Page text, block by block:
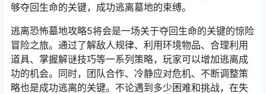
够夺回生命的关键，成功逃离墓地的束缚。
逃离恐怖墓地攻略5将会是一场关于夺回生命的关键的惊险
冒险之旅。通过了解敌人规律、利用环境物品、合理利用
道具、掌握解谜技巧等一系列策略，玩家可以增加逃离成
功的机会。同时，团队合作、冷静应对危机、不断调整策
略也是成功逃离的关键。不论遇到多少困难和挑战，在失